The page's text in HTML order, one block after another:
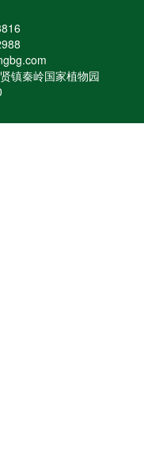
镇秦岭国家植物园